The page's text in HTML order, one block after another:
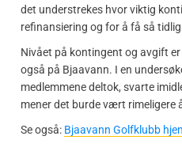
det understrekes hvor viktig
refinansiering og for å få så
Nivået på kontingent og avgift
også på Bjaavann. I en
medlemmene deltok, svarte
mener det burde vært rimeligere
Se også: Bjaavann Golfklubb